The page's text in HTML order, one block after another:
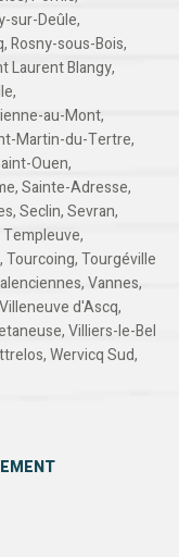
sur-Deûle,
,Rosny-sous-Bois,
Laurent Blangy,
,
au-Mont,
Martin-du-Tertre,
Ouen,
,Sainte-Adresse,
,Seclin,Sevran,
Templeuve,
,Tourcoing,Tourgéville
,Vannes,
Villeneuve d'Ascq,
,Villiers-le-Bel
,Wervicq Sud,